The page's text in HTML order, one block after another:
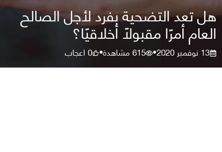
هل تعد التضحية بفرد لأجل الصالح
العام أمرًا مقبولًا أخلاقيًا؟
13 نوفمبر 2020 •
615مشاهدة•
0اعجاب